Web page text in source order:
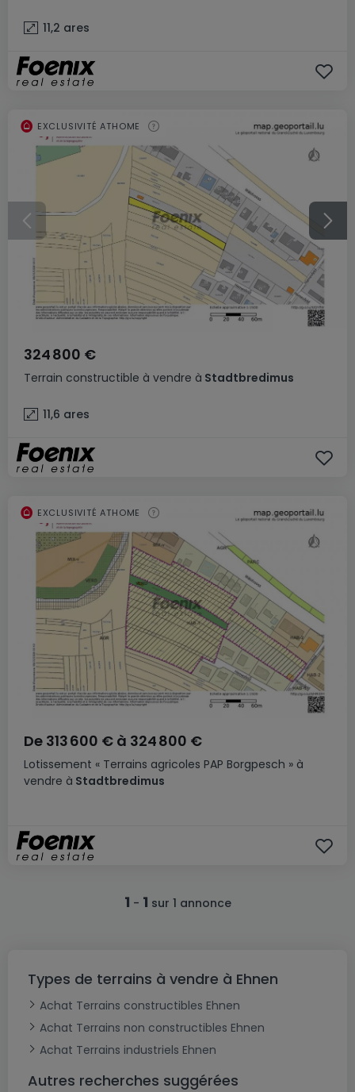
11,2 ares
Terrain constructible à vendre à Stadtbredimus
324 800 €
11,6 ares
EXCLUSIVITÉ ATHOME
Lotissement « Terrains agricoles PAP Borgpesch » à
vendre à Stadtbredimus
De 313 600 € à 324 800 €
EXCLUSIVITÉ ATHOME
1 - 1 sur 1 annonce
Types de terrains à vendre à Ehnen
Achat Terrains constructibles Ehnen
Achat Terrains non constructibles Ehnen
Achat Terrains industriels Ehnen
Autres recherches suggérées